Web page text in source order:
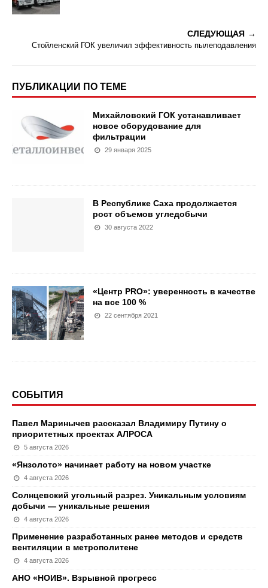
СЛЕДУЮЩАЯ
Стойленский ГОК увеличил эффективность пылеподавления
ПУБЛИКАЦИИ ПО ТЕМЕ
Михайловский ГОК устанавливает
новое оборудование для
фильтрации
29 января 2025
В Республике Саха продолжается
рост объемов угледобычи
30 августа 2022
«Центр PRO»: уверенность в качестве
на все 100 %
22 сентября 2021
СОБЫТИЯ
Павел Маринычев рассказал Владимиру Путину о
приоритетных проектах АЛРОСА
5 августа 2026
«Янзолото» начинает работу на новом участке
4 августа 2026
Солнцевский угольный разрез. Уникальным условиям
добычи — уникальные решения
4 августа 2026
Применение разработанных ранее методов и средств
вентиляции в метрополитене
4 августа 2026
АНО «НОИВ». Взрывной прогресс